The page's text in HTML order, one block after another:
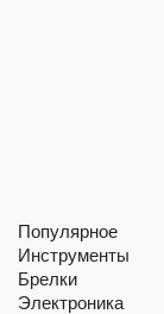
Популярное
Инструменты
Брелки
Электроника